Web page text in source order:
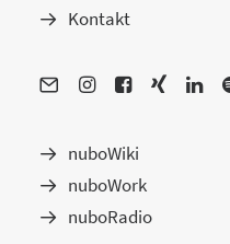
Kontakt
nuboWiki
nuboWork
nuboRadio